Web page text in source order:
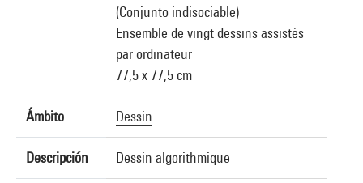
(Conjunto indisociable)
Ensemble de vingt dessins assistés
par ordinateur
77,5 x 77,5 cm
Ámbito Dessin
Descripción Dessin algorithmique